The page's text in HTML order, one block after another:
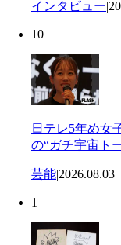
インタビュー|
10
日テレ5年め女
の“ガチ宇宙ト
芸能|2026.08.03
1